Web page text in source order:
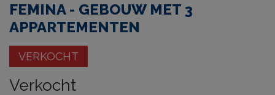
FEMINA - GEBOUW MET 3
APPARTEMENTEN
VERKOCHT
Verkocht